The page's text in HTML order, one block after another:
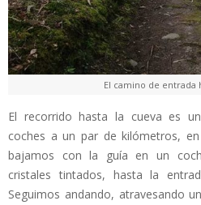
El camino de entrada
El recorrido hasta la cueva es
coches a un par de kilómetros,
bajamos con la guía en un
cristales tintados, hasta la
Seguimos andando, atravesando